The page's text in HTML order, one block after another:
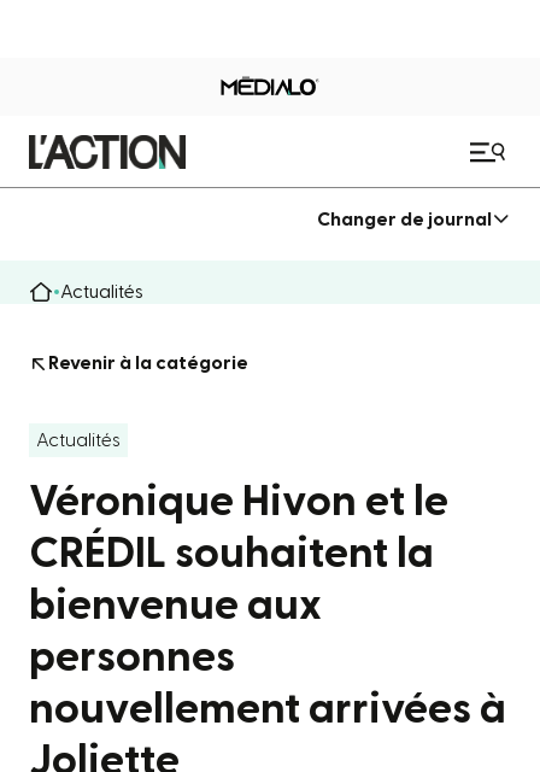
Changer de journal
Actualités
Revenir à la catégorie
Actualités
Véronique Hivon et le
CRÉDIL souhaitent la
bienvenue aux
personnes
nouvellement arrivées à
Joliette